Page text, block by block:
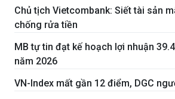
Chủ tịch Vietcombank: Siết tài sản
chống rửa tiền
MB tự tin đạt kế hoạch lợi nhuận
năm 2026
VN-Index mất gần 12 điểm, DGC